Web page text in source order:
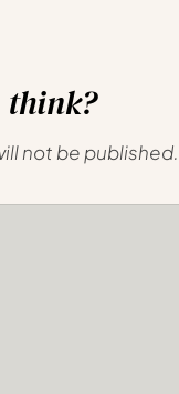
think?
not be published.